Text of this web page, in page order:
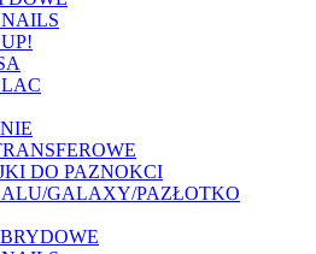
DO PAZNOKCI
GALAXY/PAZŁOTKO